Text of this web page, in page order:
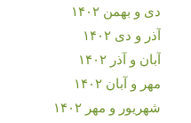
دی و بهمن ۱۴۰۲
آذر و دی ۱۴۰۲
آبان و آذر ۱۴۰۲
مهر و آبان ۱۴۰۲
شهریور و مهر ۱۴۰۲